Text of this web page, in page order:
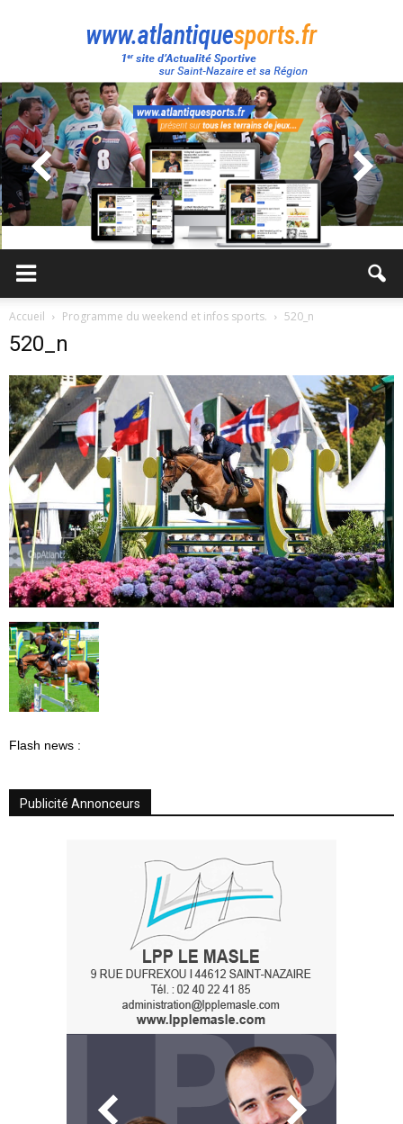
Atlantique
Sport
Accueil Programme du weekend et infos sports. 520_n
520_n
Flash news :
Publicité Annonceurs